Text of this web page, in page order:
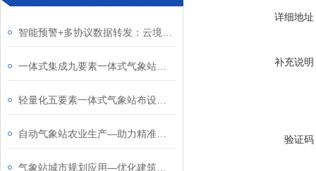
详细地址
补充说明
验证码